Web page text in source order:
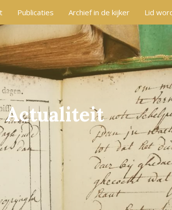
Publicaties Archief in de kijker Lid
Actualiteit